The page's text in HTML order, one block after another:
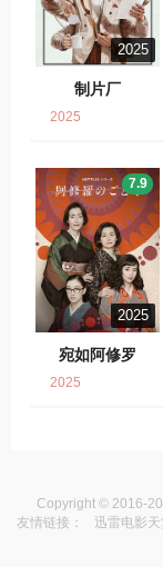
2025
制片厂
2025
2025
宛如阿修罗
7.9
2025
Copyright © 2016-
友情链接：
迅雷电影天